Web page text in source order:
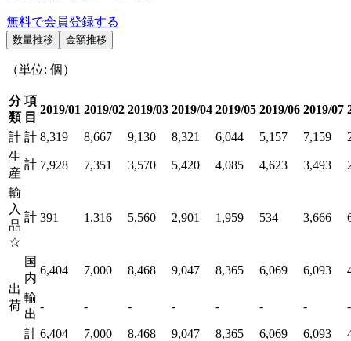
無料で会員登録する
数量推移 金額推移
（単位: 個）
分
類
項
目
2019/01 2019/02 2019/03 2019/04 2019/05 2019/06 2019/07
計 計 8,319 8,667 9,130 8,321 6,044 5,157 7,159
生
産
計 7,928 7,351 3,570 5,420 4,085 4,623 3,493
輸
入
品
☆
計 391 1,316 5,560 2,901 1,959 534 3,666
出
荷
国
内
6,404 7,000 8,468 9,047 8,365 6,069 6,093
輸
出
- - - - - - - -
計 6,404 7,000 8,468 9,047 8,365 6,069 6,093